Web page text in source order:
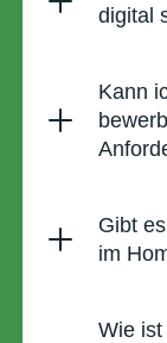
digital
Kann
Gibt
im
Wie